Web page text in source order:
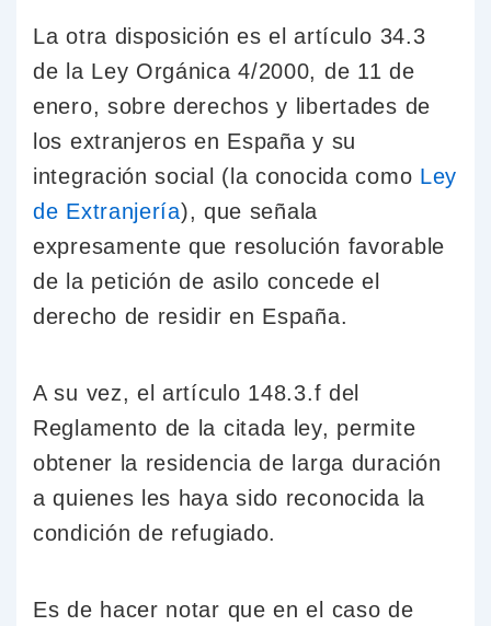
La otra disposición es el artículo 34.3
de la Ley Orgánica 4/2000, de 11 de
enero, sobre derechos y libertades de
los extranjeros en España y su
integración social (la conocida como Ley
de Extranjería), que señala
expresamente que resolución favorable
de la petición de asilo concede el
derecho de residir en España.
A su vez, el artículo 148.3.f del
Reglamento de la citada ley, permite
obtener la residencia de larga duración
a quienes les haya sido reconocida la
condición de refugiado.
Es de hacer notar que en el caso de